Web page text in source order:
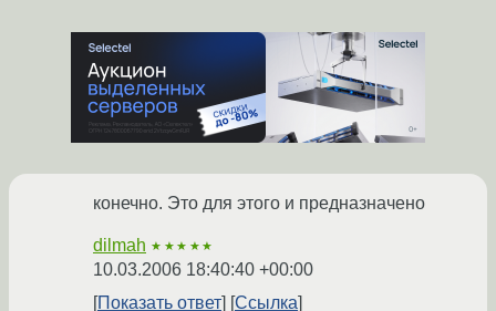
конечно. Это для этого и предназначено
dilmah ★★★★★
10.03.2006 18:40:40 +00:00
Показать ответ
Ссылка